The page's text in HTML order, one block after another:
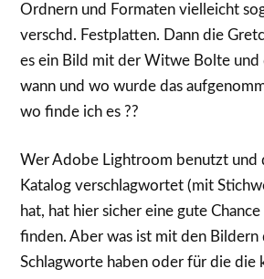
Ordnern und Formaten vielleicht
verschd. Festplatten. Dann die
es ein Bild mit der Witwe Bolte und
wann und wo wurde das
wo finde ich es ??
Wer Adobe Lightroom benutzt und
Katalog verschlagwortet (mit
hat, hat hier sicher eine gute
finden. Aber was ist mit den Bildern
Schlagworte haben oder für die die